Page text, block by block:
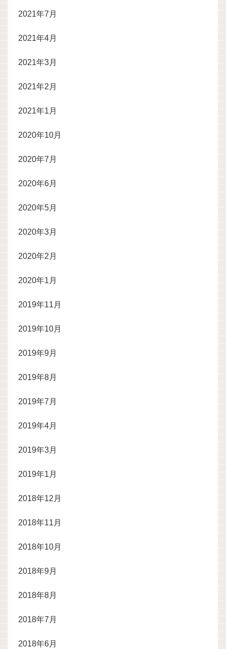
2021年7月
2021年4月
2021年3月
2021年2月
2021年1月
2020年10月
2020年7月
2020年6月
2020年5月
2020年3月
2020年2月
2020年1月
2019年11月
2019年10月
2019年9月
2019年8月
2019年7月
2019年4月
2019年3月
2019年1月
2018年12月
2018年11月
2018年10月
2018年9月
2018年8月
2018年7月
2018年6月